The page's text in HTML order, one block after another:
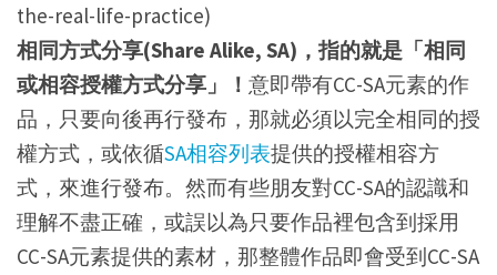
the-real-life-practice)
相同方式分享(Share Alike, SA)，指的就是「相同
或相容授權方式分享」！ 意即帶有CC-SA元素的作
品，只要向後再行發布，那就必須以完全相同的授
權方式，或依循SA相容列表提供的授權相容方
式，來進行發布。然而有些朋友對CC-SA的認識和
理解不盡正確，或誤以為只要作品裡包含到採用
CC-SA元素提供的素材，那整體作品即會受到CC-SA